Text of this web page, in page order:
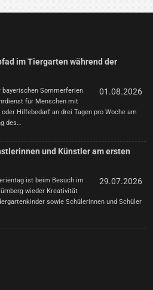
im Tiergarten während der
01.08.2026
bayerischen Sommerferien
für Menschen mit
oder Hilfebedarf an drei Tagen pro Woche am
des…
und Künstler am ersten
29.07.2026
ist beim Besuch im
wieder Kreativität
sowie Schülerinnen und Schüler